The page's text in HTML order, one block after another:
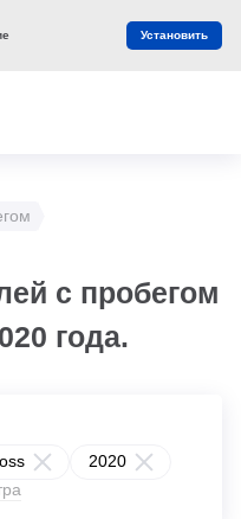
с пробегом
года.
2020
Установить